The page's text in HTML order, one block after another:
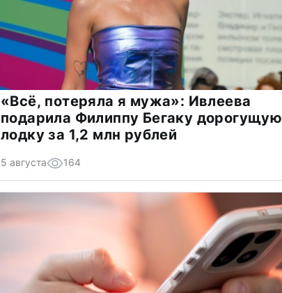
«Всё, потеряла я мужа»: Ивлеева
подарила Филиппу Бегаку дорогущую
лодку за 1,2 млн рублей
5 августа 164